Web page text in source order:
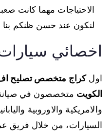
الاحتياجات مهما كانت
لنكون عند حسن ظنكم بنا
اخصائي
اولكراج متخصص تصليح
الكويت متخصصون في صيانة
والامريكية والاوروبية
السيارات، من خلال